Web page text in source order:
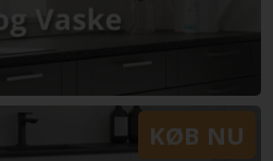
KØB NU